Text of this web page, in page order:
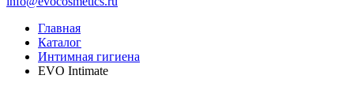
Главная
Каталог
Интимная гигиена
EVO Intimate